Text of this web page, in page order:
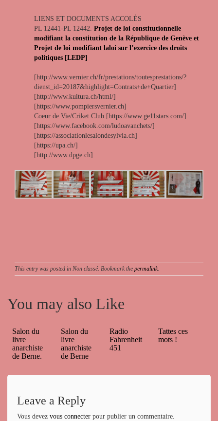
LIENS ET DOCUMENTS ACCOLÉS
PL 12441-PL 12442. Projet de loi constitutionnelle
modifiant la constitution de la République de Genève et
Projet de loi modifiant laloi sur l’exercice des droits
politiques [LEDP]
[http://www.vernier.ch/fr/prestations/toutesprestations/?
dienst_id=20187&highlight=Contrats+de+Quartier]
[http://www.kultura.ch/html/]
[https://www.pompiersvernier.ch]
Coeur de Vie/Criket Club [https://www.ge11stars.com/]
[https://www.facebook.com/ludoavanchets/]
[https://associationlesalondesylvia.ch]
[https://upa.ch/]
[http://www.dpge.ch]
This entry was posted in Non classé. Bookmark the permalink.
You may also Like
Salon du
livre
anarchiste
de Berne.
Salon du
livre
anarchiste
de Berne
Radio
Fahrenheit
451
Tattes ces
mots !
Leave a Reply
Vous devez vous connecter pour publier un commentaire.